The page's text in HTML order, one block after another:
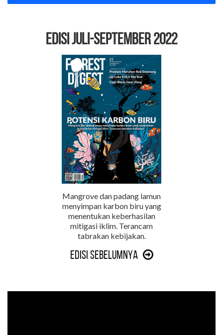
EDISI Juli-September 2022
Mangrove dan padang lamun
menyimpan karbon biru yang
menentukan keberhasilan
mitigasi iklim. Terancam
tabrakan kebijakan.
Edisi Sebelumnya